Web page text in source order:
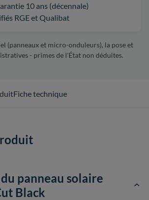
10 ans (décennale)
RGE et Qualibat
(panneaux et micro-onduleurs), la pose et
- primes de l'État non déduites.
Fiche technique
panneau solaire
Black